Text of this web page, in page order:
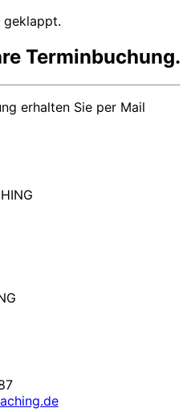
geklappt.
Terminbuchung.
erhalten Sie per Mail